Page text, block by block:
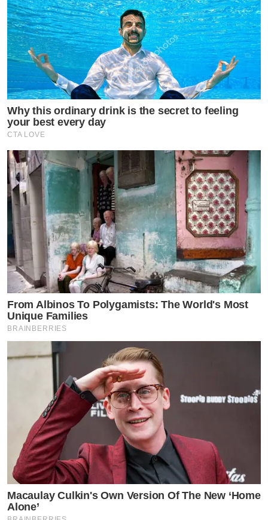
Why this ordinary drink is the secret to feeling
your best every day
CTA LOVE
From Albinos To Polygamists: The World's Most
Unique Families
BRAINBERRIES
Macaulay Culkin's Own Version Of The New ‘Home
Alone’